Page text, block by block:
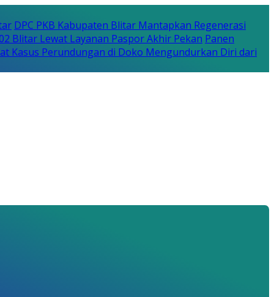
DPC PKB Kabupaten Blitar Mantapkan Regenerasi
Blitar Lewat Layanan Paspor Akhir Pekan Panen
Kasus Perundungan di Doko Mengundurkan Diri dari